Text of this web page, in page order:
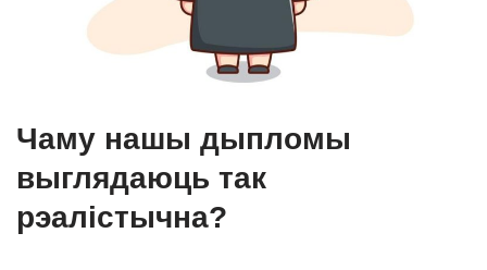
Чаму нашы дыпломы
выглядаюць так
рэалістычна?